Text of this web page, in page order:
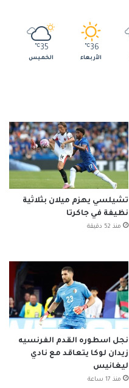
36
℃
الأربعاء
35
℃
الخميس
تشيلسي يهزم ميلان بثلاثية
نظيفة في جاكرتا
منذ 52 دقيقة
نجل اسطوره القدم الفرنسيه
زيدان لوكا يتعاقد مع نادي
ليغانيس
منذ 17 ساعة